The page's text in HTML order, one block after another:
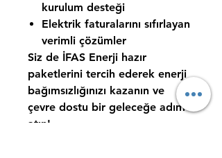
kurulum desteği
Elektrik faturalarını sıfırlayan
verimli çözümler
Siz de İFAS Enerji hazır
paketlerini tercih ederek enerji
bağımsızlığınızı kazanın ve
çevre dostu bir geleceğe adım
atın!